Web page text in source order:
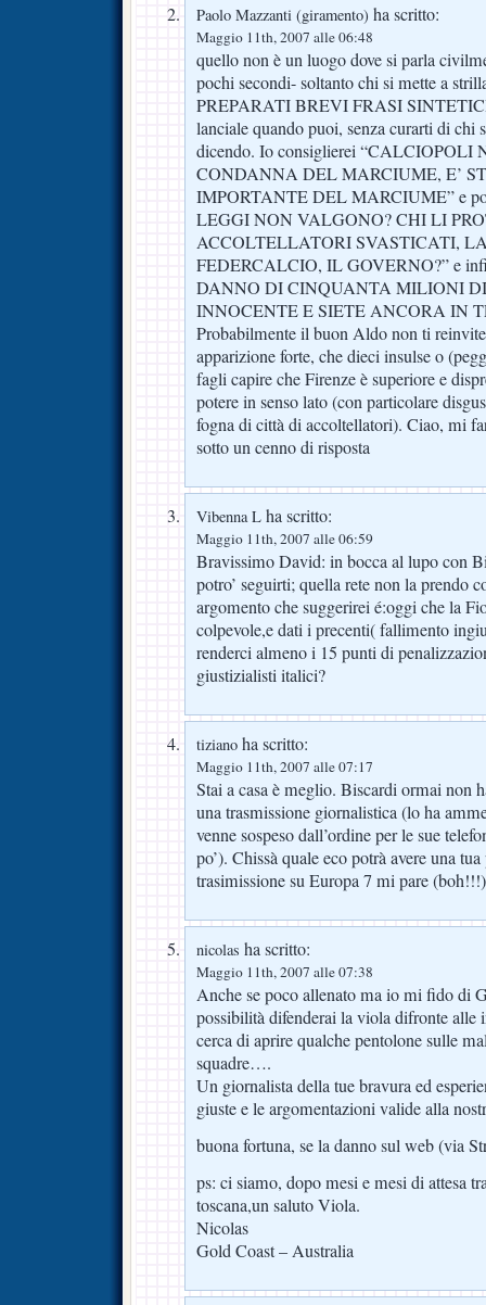
Paolo Mazzanti (giramento) ha scritto:
Maggio 11th, 2007 alle 06:48
quello non è un luogo dove si parla
pochi secondi- soltanto chi si mette a
PREPARATI BREVI FRASI
lanciale quando puoi, senza curarti di chi
dicendo. Io consiglierei “CALCIOPOLI
CONDANNA DEL MARCIUME, E’
IMPORTANTE DEL MARCIUME” e
LEGGI NON VALGONO? CHI LI
ACCOLTELLATORI SVASTICATI,
FEDERCALCIO, IL GOVERNO?” e
DANNO DI CINQUANTA MILIONI
INNOCENTE E SIETE ANCORA IN
Probabilmente il buon Aldo non ti
apparizione forte, che dieci insulse o
fagli capire che Firenze è superiore e
potere in senso lato (con particolare
fogna di città di accoltellatori). Ciao, mi
sotto un cenno di risposta
Vibenna L ha scritto:
Maggio 11th, 2007 alle 06:59
Bravissimo David: in bocca al lupo con
potro’ seguirti; quella rete non la prendo
argomento che suggerirei é:oggi che la
colpevole,e dati i precenti( fallimento
renderci almeno i 15 punti di
giustizialisti italici?
tiziano ha scritto:
Maggio 11th, 2007 alle 07:17
Stai a casa è meglio. Biscardi ormai non
una trasmissione giornalistica (lo ha
venne sospeso dall’ordine per le sue
po’). Chissà quale eco potrà avere una
trasimissione su Europa 7 mi pare
nicolas ha scritto:
Maggio 11th, 2007 alle 07:38
Anche se poco allenato ma io mi fido di
possibilità difenderai la viola difronte alle
cerca di aprire qualche pentolone sulle
squadre….
Un giornalista della tue bravura ed
giuste e le argomentazioni valide alla
buona fortuna, se la danno sul web (via
ps: ci siamo, dopo mesi e mesi di attesa
toscana,un saluto Viola.
Nicolas
Gold Coast – Australia